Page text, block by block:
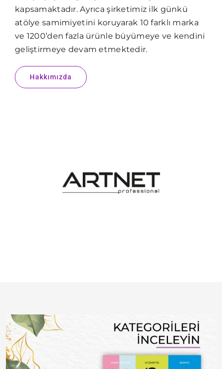
kapsamaktadır. Ayrıca şirketimiz ilk günkü
atölye samimiyetini koruyarak 10 farklı marka
ve 1200’den fazla ürünle büyümeye ve kendini
geliştirmeye devam etmektedir.
Hakkımızda